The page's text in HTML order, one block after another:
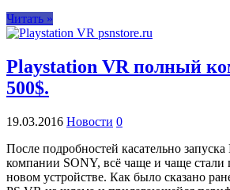
Читать »
Playstation VR полный
500$.
19.03.2016 Новости 0
После подробностей касательно
компании SONY, всё чаще и чаще стали
новом устройстве. Как было сказано